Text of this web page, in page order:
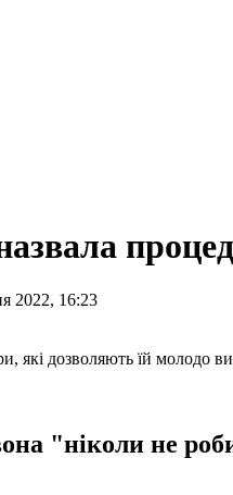
2022, 16:23
"ніколи не